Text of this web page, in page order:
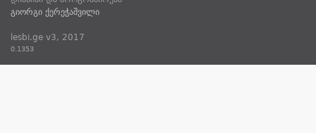
გიორგი ქერეჭაშვილი
lesbi.ge v3, 2017
0.1353